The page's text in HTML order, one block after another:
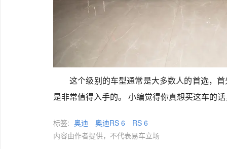
这个级别的车型通常是大多数人的首选，
是非常值得入手的。 小编觉得你真想买这车的
标签: 奥迪 奥迪RS 6
RS 6
内容由作者提供，不代表易车立场